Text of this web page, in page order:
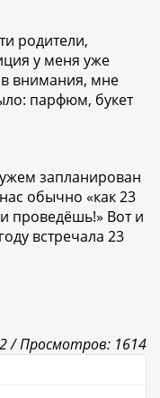
родители,
у меня уже
внимания, мне
парфюм, букет
запланирован
обычно «как 23
проведёшь!» Вот и
встречала 23
/Просмотров: 1614